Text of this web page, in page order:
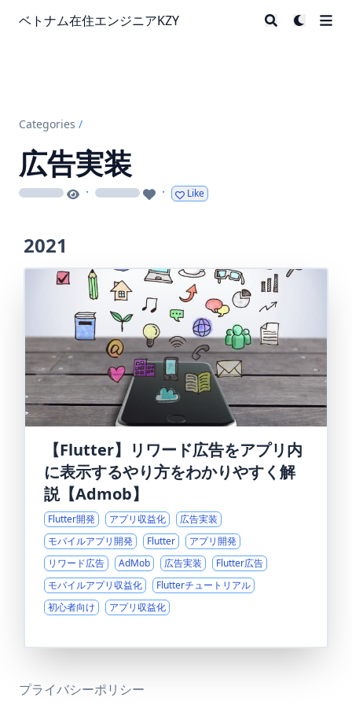
ベトナム在住エンジニアKZY
Categories /
広告実装
loading · loading · Like
2021
【Flutter】リワード広告をアプリ内
に表示するやり方をわかりやすく解
説【Admob】
Flutter開発 アプリ収益化
広告実装
モバイルアプリ開発
Flutter
アプリ開発
リワード広告
AdMob 広告実装
Flutter広告
モバイルアプリ収益化
Flutterチュートリアル
初心者向け
アプリ収益化
プライバシーポリシー